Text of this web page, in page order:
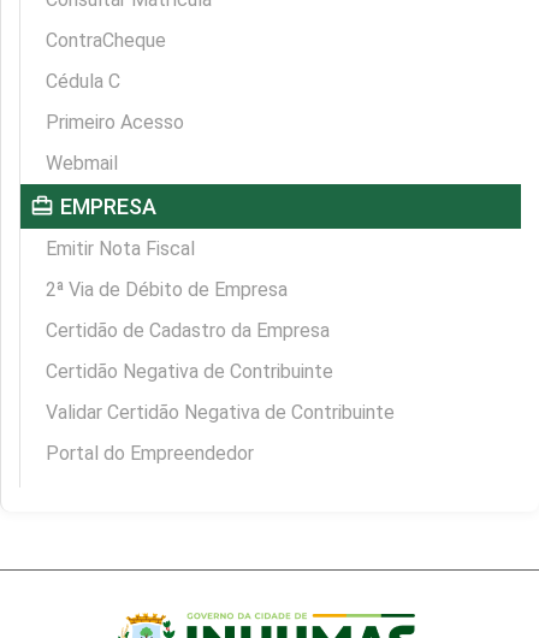
ContraCheque
Cédula C
Primeiro Acesso
Webmail
card_travel EMPRESA
Emitir Nota Fiscal
2ª Via de Débito de Empresa
Certidão de Cadastro da Empresa
Certidão Negativa de Contribuinte
Validar Certidão Negativa de Contribuinte
Portal do Empreendedor